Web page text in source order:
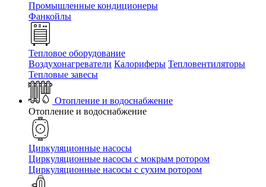
Промышленные кондиционеры
Фанкойлы
Тепловое оборудование
Воздухонагреватели Калориферы Тепловентиляторы
Тепловые завесы
Отопление и водоснабжение
Отопление и водоснабжение
Циркуляционные насосы
Циркуляционные насосы с мокрым ротором
Циркуляционные насосы с сухим ротором